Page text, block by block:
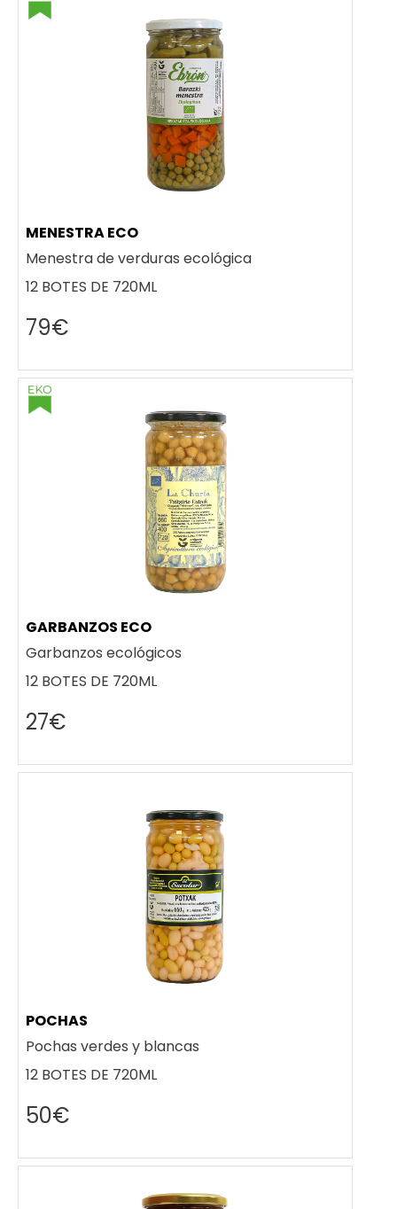
MENESTRA ECO
Menestra de verduras ecológica
12 BOTES DE 720ML
79€
GARBANZOS ECO
Garbanzos ecológicos
12 BOTES DE 720ML
27€
POCHAS
Pochas verdes y blancas
12 BOTES DE 720ML
50€